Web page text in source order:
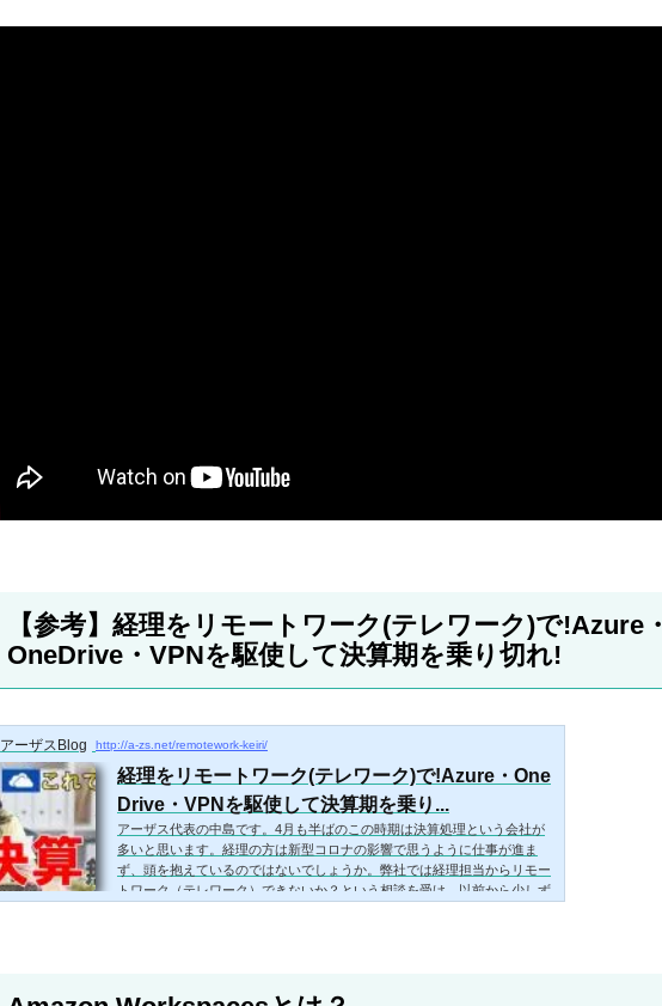
【参考】経理をリモートワーク(テレワーク)で!Azure・
OneDrive・VPNを駆使して決算期を乗り切れ!
アーザスBlog http://a-zs.net/remotework-keiri/
経理をリモートワーク(テレワーク)で!Azure・One
Drive・VPNを駆使して決算期を乗り...
アーザス代表の中島です。4月も半ばのこの時期は決算処理という会社が
多いと思います。経理の方は新型コロナの影響で思うように仕事が進ま
ず、頭を抱えているのではないでしょうか。弊社では経理担当からリモー
トワーク（テレワーク）できないか？という相談を受け、以前から少しず